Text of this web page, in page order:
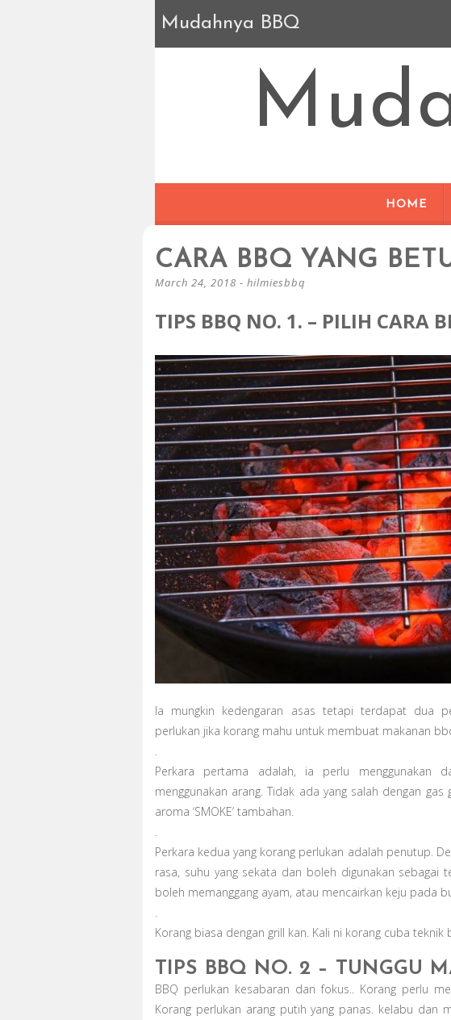
Mudahnya BBQ
HOME
CARA BBQ YANG
March 24, 2018 - hilmiesbbq
TIPS BBQ NO. 1. – PILIH CARA
Ia mungkin kedengaran asas tetapi terdapat dua
perlukan jika korang mahu untuk membuat makanan
Perkara pertama adalah, ia perlu menggunakan
menggunakan arang. Tidak ada yang salah dengan
aroma ‘SMOKE’ tambahan.
Perkara kedua yang korang perlukan adalah penutup.
rasa, suhu yang sekata dan boleh digunakan sebagai
boleh memanggang ayam, atau mencairkan keju pada
Korang biasa dengan grill kan. Kali ni korang cuba teknik
TIPS BBQ NO. 2 – TUNGGU
BBQ perlukan kesabaran dan fokus.. Korang perlu
Korang perlukan arang putih yang panas. kelabu dan